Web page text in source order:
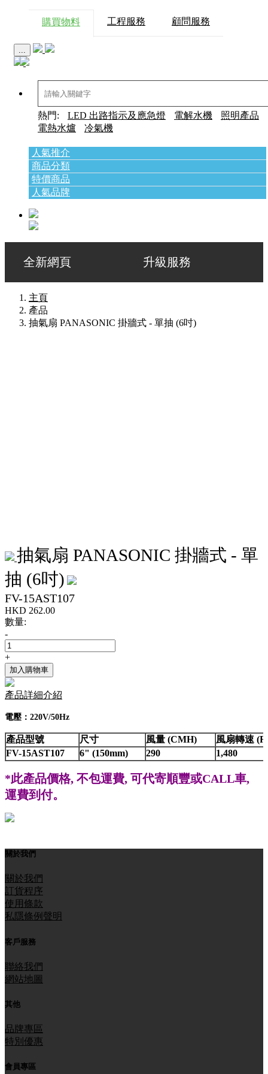
購買物料 工程服務 顧問服務
...
熱門: LED 出路指示及應急燈 電解水機
照明產品
電熱水爐
冷氣機
人氣推介
商品分類
特價商品
人氣品牌
全新網頁 升級服務
主頁
產品
抽氣扇 PANASONIC 掛牆式 - 單抽 (6吋)
抽氣扇 PANASONIC 掛牆式 - 單
抽 (6吋)
FV-15AST107
HKD 262.00
數量:
-
+
加入購物車
產品詳細介紹
電壓：220V/50Hz
產品型號 尺寸 風量 (CMH)
風扇轉速
FV-15AST107
6" (150mm) 290 1,480
*此產品價格, 不包運費, 可代寄順豐或CALL車,
運費到付。
關於我們
關於我們
訂貨程序
使用條款
私隱條例聲明
客戶服務
聯絡我們
網站地圖
其他
品牌專區
特別優惠
會員專區